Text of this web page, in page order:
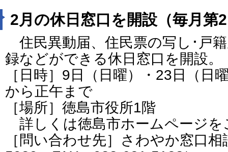
2月の休日窓口を開設（毎月第
住民異動届、住民票の写し･戸
録などができる休日窓口を開設。
［日時］9日（日曜）・23日（日
から正午まで
［場所］徳島市役所1階
詳しくは徳島市ホームページを
［問い合わせ先］さわやか窓口